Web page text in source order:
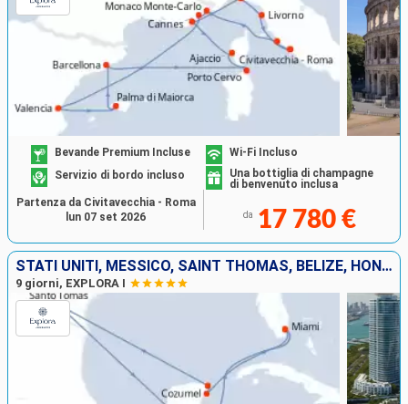
Bevande Premium Incluse
Wi-Fi Incluso
Servizio di bordo incluso
Una bottiglia di champagne
di benvenuto inclusa
da 17 780 €
Partenza da Civitavecchia - Roma
lun 07 set 2026
STATI UNITI, MESSICO, SAINT THOMAS, BELIZE, HONDURAS
9 giorni, EXPLORA I